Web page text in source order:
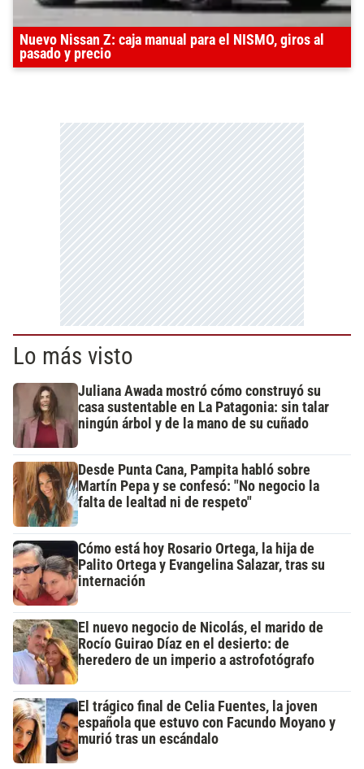
Nuevo Nissan Z: caja manual para el NISMO, giros al
pasado y precio
Lo más visto
Juliana Awada mostró cómo construyó su
casa sustentable en La Patagonia: sin talar
ningún árbol y de la mano de su cuñado
Desde Punta Cana, Pampita habló sobre
Martín Pepa y se confesó: "No negocio la
falta de lealtad ni de respeto"
Cómo está hoy Rosario Ortega, la hija de
Palito Ortega y Evangelina Salazar, tras su
internación
El nuevo negocio de Nicolás, el marido de
Rocío Guirao Díaz en el desierto: de
heredero de un imperio a astrofotógrafo
El trágico final de Celia Fuentes, la joven
española que estuvo con Facundo Moyano y
murió tras un escándalo